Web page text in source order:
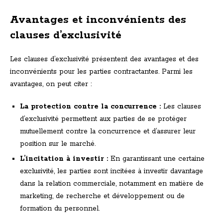
Avantages et inconvénients des
clauses d’exclusivité
Les clauses d’exclusivité présentent des avantages et des
inconvénients pour les parties contractantes. Parmi les
avantages, on peut citer :
La protection contre la concurrence : Les clauses
d’exclusivité permettent aux parties de se protéger
mutuellement contre la concurrence et d’assurer leur
position sur le marché.
L’incitation à investir : En garantissant une certaine
exclusivité, les parties sont incitées à investir davantage
dans la relation commerciale, notamment en matière de
marketing, de recherche et développement ou de
formation du personnel.